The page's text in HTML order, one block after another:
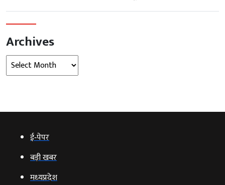
Archives
Archives
ई‑पेपर
बड़ी खबर
मध्‍यप्रदेश